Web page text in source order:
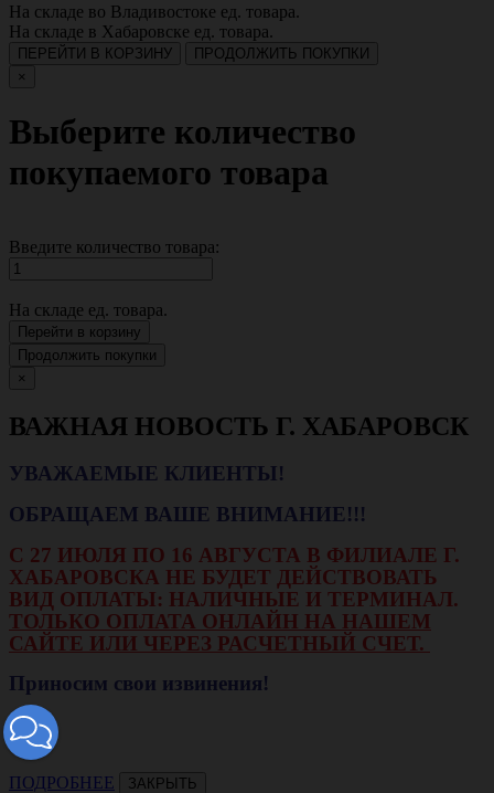
На складе во Владивостоке ед. товара.
На складе в Хабаровске ед. товара.
ПЕРЕЙТИ В КОРЗИНУ
ПРОДОЛЖИТЬ ПОКУПКИ
×
Выберите количество
покупаемого товара
Введите количество товара:
На складе ед. товара.
Перейти в корзину
Продолжить покупки
×
ВАЖНАЯ НОВОСТЬ Г. ХАБАРОВСК
УВАЖАЕМЫЕ КЛИЕНТЫ!
ОБРАЩАЕМ ВАШЕ ВНИМАНИЕ!!!
С 27 ИЮЛЯ ПО 16 АВГУСТА В ФИЛИАЛЕ Г.
ХАБАРОВСКА НЕ БУДЕТ ДЕЙСТВОВАТЬ
ВИД ОПЛАТЫ: НАЛИЧНЫЕ И ТЕРМИНАЛ.
ТОЛЬКО ОПЛАТА ОНЛАЙН НА НАШЕМ
САЙТЕ ИЛИ ЧЕРЕЗ РАСЧЕТНЫЙ СЧЕТ.
Приносим свои извинения!
ПОДРОБНЕЕ ЗАКРЫТЬ